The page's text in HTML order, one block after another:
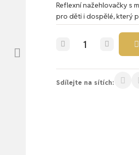
Reflexní nažehlovačky s
pro děti i dospělé, který
Sdílejte na sítích: